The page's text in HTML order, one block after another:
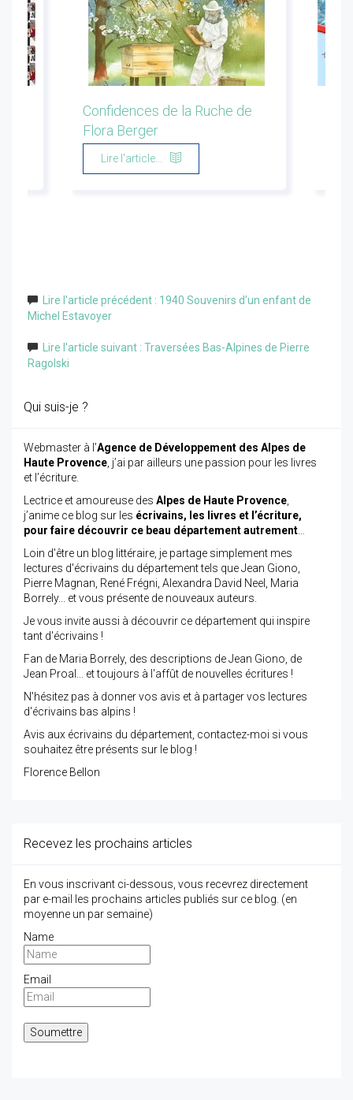
Confidences de la Ruche de
Flora Berger
Lire l'article...
Lire l'article précédent : 1940 Souvenirs d'un enfant de
Michel Estavoyer
Lire l'article suivant : Traversées Bas-Alpines de Pierre
Ragolski
Qui suis-je ?
Webmaster à l’Agence de Développement des Alpes de
Haute Provence , j’ai par ailleurs une passion pour les livres
et l’écriture.
Lectrice et amoureuse des Alpes de Haute Provence
j’anime ce blog sur les écrivains, les livres et l’écriture,
pour faire découvrir ce beau département autrement
Loin d'être un blog littéraire, je partage simplement mes
lectures d'écrivains du département tels que Jean Giono,
Pierre Magnan, René Frégni, Alexandra David Neel, Maria
Borrely... et vous présente de nouveaux auteurs.
Je vous invite aussi à découvrir ce département qui inspire
tant d'écrivains !
Fan de Maria Borrely, des descriptions de Jean Giono, de
Jean Proal... et toujours à l'affût de nouvelles écritures !
N'hésitez pas à donner vos avis et à partager vos lectures
d'écrivains bas alpins !
Avis aux écrivains du département, contactez-moi si vous
souhaitez être présents sur le blog !
Florence Bellon
Recevez les prochains articles
En vous inscrivant ci-dessous, vous recevrez directement
par e-mail les prochains articles publiés sur ce blog. (en
moyenne un par semaine)
Name
Email